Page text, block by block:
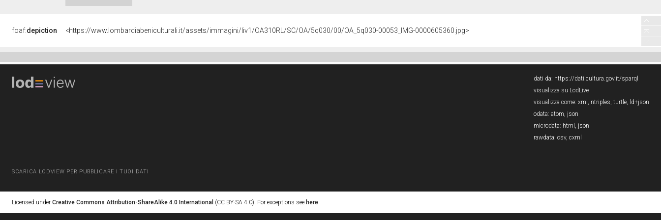
foaf:depiction <https://www.lombardiabeniculturali.it/assets/immagini/liv1/OA310RL/SC/OA/5q030/00/OA_5q030-00053_IMG-0000605360.jpg>
SCARICA LODVIEW PER PUBBLICARE I TUOI DATI
dati da: https://dati.cultura.gov.it/sparql
visualizza su LodLive
visualizza come: xml , ntriples, turtle, ld+json
odata: atom, json
microdata: html , json
rawdata: csv, cxml
Licensed under Creative Commons Attribution-ShareAlike 4.0 International (CC BY-SA 4.0). For exceptions see here